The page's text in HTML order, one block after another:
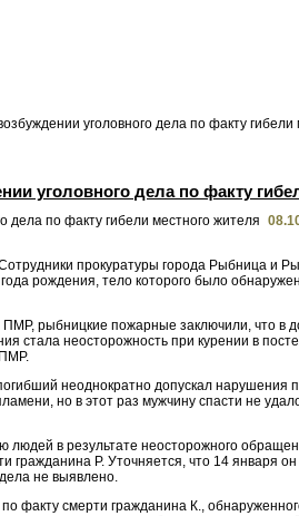
уголовного дела по факту гибели
уголовного дела по факту
прокуратуры города Рыбница и
рождения, тело которого было
рыбницкие пожарные заключили, что в
стала неосторожность при курении в
неоднократно допускал нарушения
но в этот раз мужчину спасти не
в результате неосторожного
гражданина Р. Уточняется, что 14
не выявлено.
по факту смерти гражданина К.,